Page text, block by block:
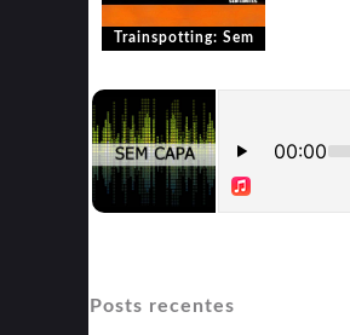
Trainspotting: Sem
Posts recentes